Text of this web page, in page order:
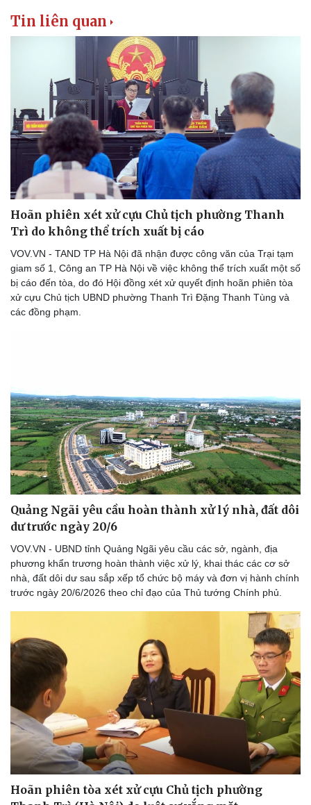
Tin liên quan
Hoãn phiên xét xử cựu Chủ tịch phường Thanh
Trì do không thể trích xuất bị cáo
VOV.VN - TAND TP Hà Nội đã nhận được công văn của Trại tạm
giam số 1, Công an TP Hà Nội về việc không thể trích xuất một số
bị cáo đến tòa, do đó Hội đồng xét xử quyết định hoãn phiên tòa
xử cựu Chủ tịch UBND phường Thanh Trì Đặng Thanh Tùng và
các đồng phạm.
Quảng Ngãi yêu cầu hoàn thành xử lý nhà, đất dôi
dư trước ngày 20/6
VOV.VN - UBND tỉnh Quảng Ngãi yêu cầu các sở, ngành, địa
phương khẩn trương hoàn thành việc xử lý, khai thác các cơ sở
nhà, đất dôi dư sau sắp xếp tổ chức bộ máy và đơn vị hành chính
trước ngày 20/6/2026 theo chỉ đạo của Thủ tướng Chính phủ.
Hoãn phiên tòa xét xử cựu Chủ tịch phường